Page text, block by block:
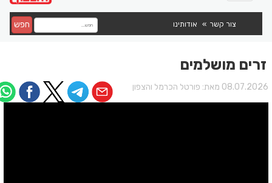
צור קשר אודותינו חפש
זרים מושלמים
מאת: פורטל הכרמל והצפון